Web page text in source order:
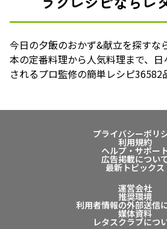
今日の夕飯のおかず&献立を探すな
本の定番料理から人気料理まで、日
されるプロ監修の簡単レシピ36582
プライバシーポリ
利用規約
ヘルプ・サポー
広告掲載につい
最新トピックス
運営会社
推奨環境
利用者情報の外部送信
媒体資料
レタスクラブにつ